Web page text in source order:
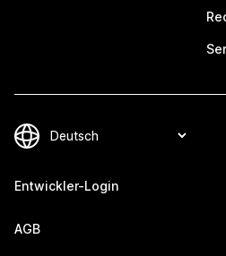
Entwickler-Login
AGB